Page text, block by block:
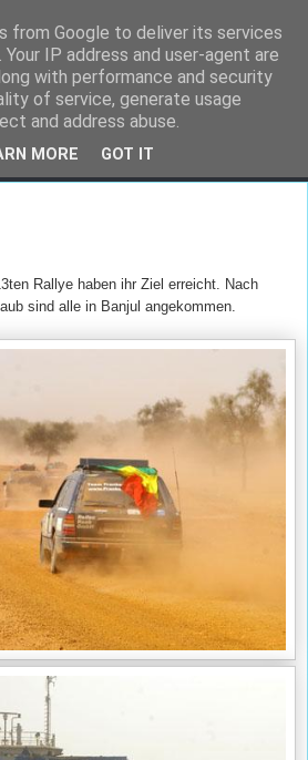
Rallye haben ihr Ziel erreicht. Nach
sind alle in Banjul angekommen.
from Google to deliver its services
IP address and user-agent are
with performance and security
of service, generate usage
and address abuse.
MORE GOT IT